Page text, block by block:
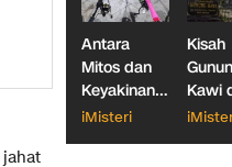
Antara
Mitos dan
Keyakinan,
Ketika
iMisteri
Kisah
Kawi
Dua